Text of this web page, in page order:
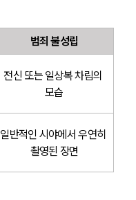
범죄 불성립
전신 또는 일상복 차림의
모습
일반적인 시야에서 우연히
촬영된 장면